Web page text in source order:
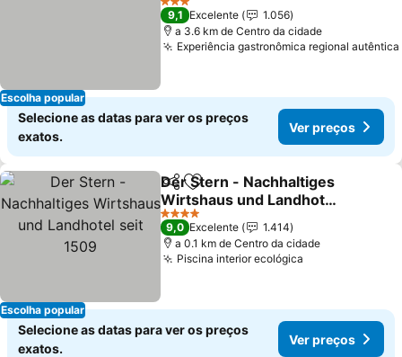
Escolha popular
3 Estrelas
9,1 Excelente
1.056
a 3.6 km de Centro da cidade
Experiência gastronômica regional autêntica
Selecione as datas para ver os preços
exatos.
Ver preços
Escolha popular
PartilharAdicionar aos favoritos
Der Stern - Nachhaltiges
Wirtshaus und Landhotel
seit 1509
4 Estrelas
9,0 Excelente
1.414
a 0.1 km de Centro da cidade
Piscina interior ecológica
Selecione as datas para ver os preços
exatos.
Ver preços